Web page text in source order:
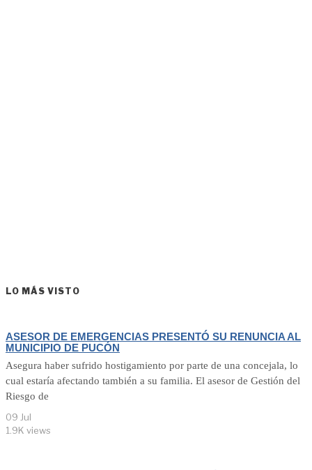
LO MÁS VISTO
ASESOR DE EMERGENCIAS PRESENTÓ SU RENUNCIA AL
MUNICIPIO DE PUCÓN
Asegura haber sufrido hostigamiento por parte de una concejala, lo
cual estaría afectando también a su familia. El asesor de Gestión del
Riesgo de
09 Jul
1.9K views